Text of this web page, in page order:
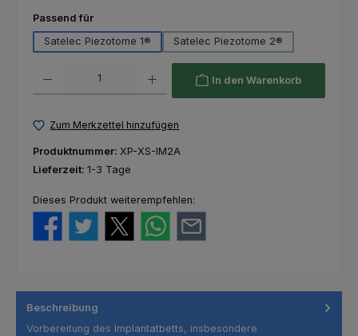
Passend fürauswählen
Satelec Piezotome 1®
Satelec Piezotome 2®
In den Warenkorb
Zum Merkzettel hinzufügen
Produktnummer: XP-XS-IM2A
Lieferzeit: 1-3 Tage
Dieses Produkt weiterempfehlen:
Beschreibung
Vorbereitung des Implantatbetts, insbesondere